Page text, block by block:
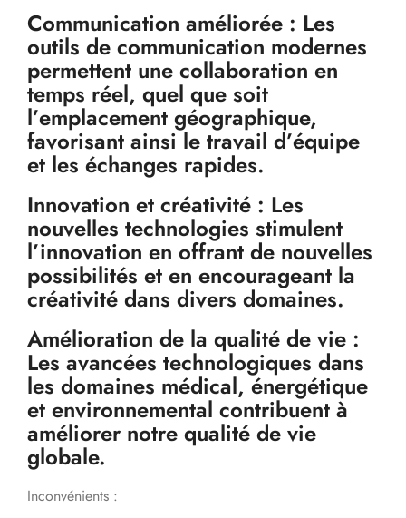
Communication améliorée : Les
outils de communication modernes
permettent une collaboration en
temps réel, quel que soit
l’emplacement géographique,
favorisant ainsi le travail d’équipe
et les échanges rapides.
Innovation et créativité : Les
nouvelles technologies stimulent
l’innovation en offrant de nouvelles
possibilités et en encourageant la
créativité dans divers domaines.
Amélioration de la qualité de vie :
Les avancées technologiques dans
les domaines médical, énergétique
et environnemental contribuent à
améliorer notre qualité de vie
globale.
Inconvénients :